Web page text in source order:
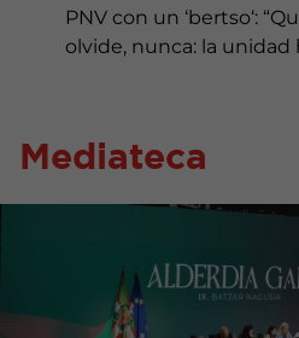
PNV con un ‘bertso‘:
olvide, nunca: la unidad
Mediateca